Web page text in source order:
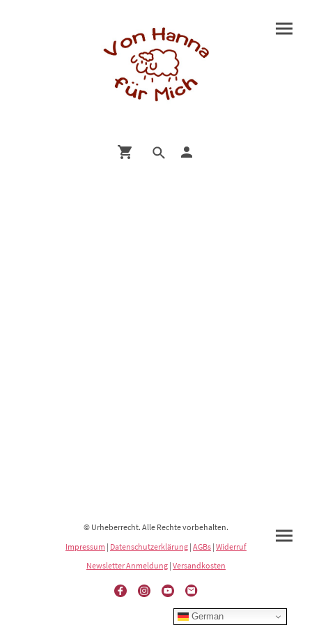
© Urheberrecht. Alle Rechte vorbehalten.
Impressum | Datenschutzerklärung | AGBs | Widerruf
Newsletter Anmeldung | Versandkosten
German